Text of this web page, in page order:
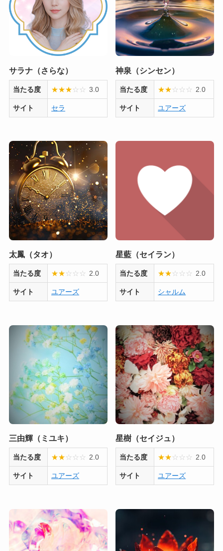
サラナ（さらな）
当たる度 ★★★☆ ☆ 3.0
サイト セラ
神泉（シンセン）
当たる度 ★★☆ ☆ ☆ 2.0
サイト ユアーズ
太鳳（タオ）
当たる度 ★★☆ ☆ ☆ 2.0
サイト ユアーズ
星藍（セイラン）
当たる度 ★★☆ ☆ ☆ 2.0
サイト シャルム
三由輝（ミユキ）
当たる度 ★★☆ ☆ ☆ 2.0
サイト ユアーズ
星樹（セイジュ）
当たる度 ★★☆ ☆ ☆ 2.0
サイト ユアーズ